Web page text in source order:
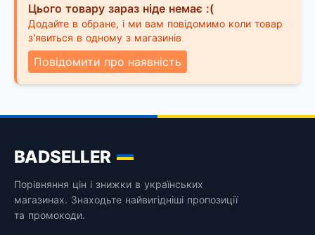
Цього товару зараз ніде немає :(
Додайте в обране, і ми вам повідомимо коли товар
з'явиться в одному з магазинів
Повідомити про наявність
BADSELLER
Порівняння цін і знижки в українських
магазинах. Знаходьте найвигідніші пропозиції
та промокоди.